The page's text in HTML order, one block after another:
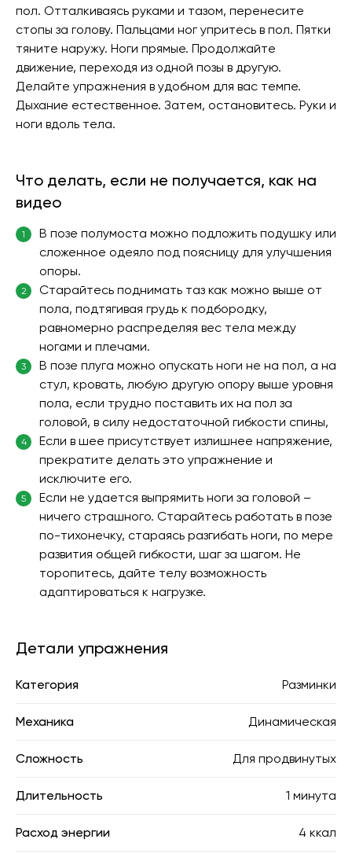
пол. Отталкиваясь руками и тазом, перенесите
стопы за голову. Пальцами ног упритесь в пол. Пятки
тяните наружу. Ноги прямые. Продолжайте
движение, переходя из одной позы в другую.
Делайте упражнения в удобном для вас темпе.
Дыхание естественное. Затем, остановитесь. Руки и
ноги вдоль тела.
Что делать, если не получается, как на
видео
1
В позе полумоста можно подложить подушку или
сложенное одеяло под поясницу для улучшения
опоры.
2
Старайтесь поднимать таз как можно выше от
пола, подтягивая грудь к подбородку,
равномерно распределяя вес тела между
ногами и плечами.
3
В позе плуга можно опускать ноги не на пол, а на
стул, кровать, любую другую опору выше уровня
пола, если трудно поставить их на пол за
головой, в силу недостаточной гибкости спины,
4
Если в шее присутствует излишнее напряжение,
прекратите делать это упражнение и
исключите его.
5
Если не удается выпрямить ноги за головой –
ничего страшного. Старайтесь работать в позе
по-тихонечку, стараясь разгибать ноги, по мере
развития общей гибкости, шаг за шагом. Не
торопитесь, дайте телу возможность
адаптироваться к нагрузке.
Детали упражнения
Категория Разминки
Механика Динамическая
Сложность Для продвинутых
Длительность 1 минута
Расход энергии 4 ккал